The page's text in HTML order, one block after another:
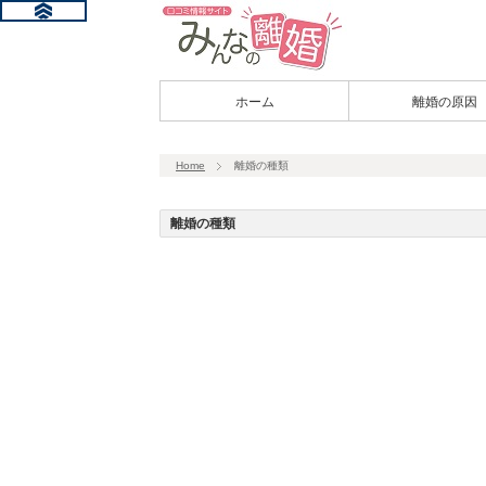
ホーム 離婚の原因
Home 離婚の種類
離婚の種類